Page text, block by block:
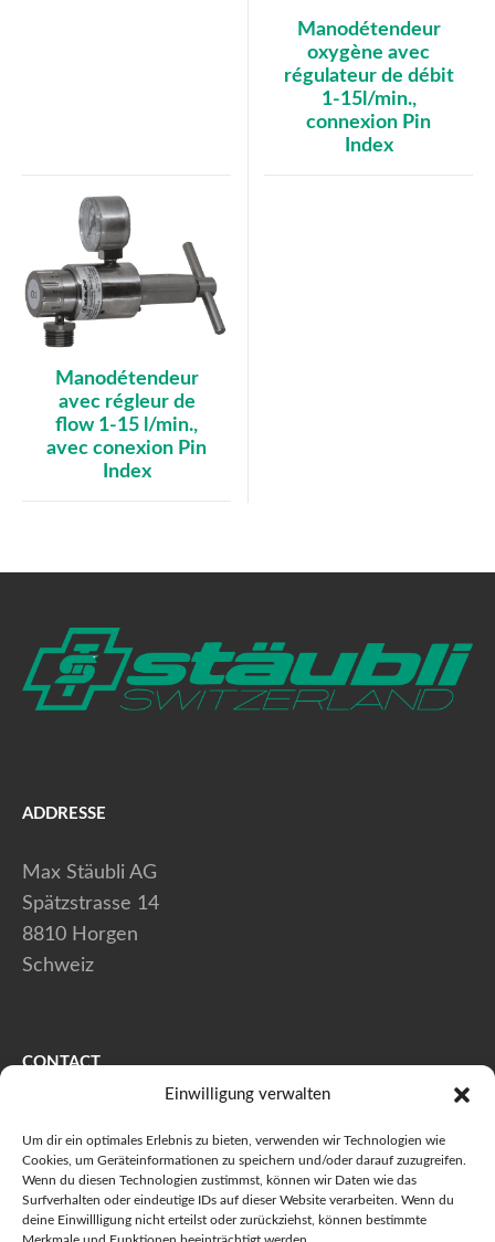
Einwilligung verwalten
Um dir ein optimales Erlebnis zu bieten, verwenden wir Technologien wie
Cookies, um Geräteinformationen zu speichern und/oder darauf zuzugreifen.
Wenn du diesen Technologien zustimmst, können wir Daten wie das
Surfverhalten oder eindeutige IDs auf dieser Website verarbeiten. Wenn du
deine Einwillligung nicht erteilst oder zurückziehst, können bestimmte
Manodétendeur
oxygène avec
régulateur de débit
1-15l/min.,
connexion Pin
Index
Manodétendeur
avec régleur de
flow 1-15 l/min.,
avec conexion Pin
Index
ADDRESSE
Max Stäubli AG
Spätzstrasse 14
8810 Horgen
Schweiz
CONTACT
+41 (0) 44 728 80 41
info@maxstaeubli.ch